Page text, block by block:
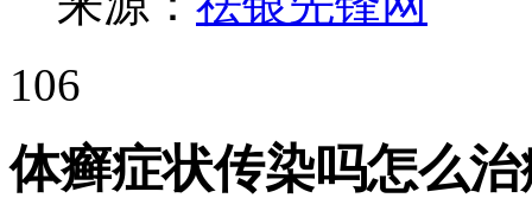
106
体癣症状传染吗怎么